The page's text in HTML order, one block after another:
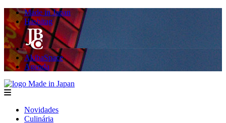
Made in Japan
Hashitag
AkibaSpace
Agenda
menu
Novidades
Culinária